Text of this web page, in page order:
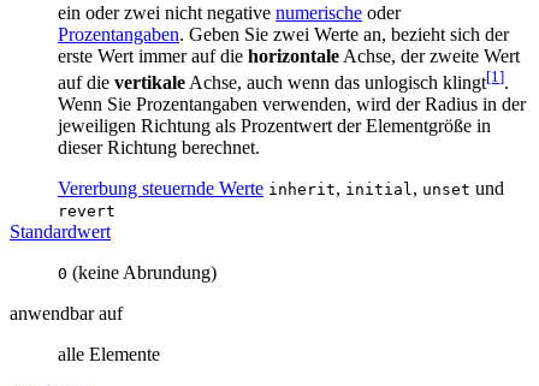
ein oder zwei nicht negative numerische oder
Prozentangaben. Geben Sie zwei Werte an, bezieht sich der
erste Wert immer auf die horizontale Achse, der zweite Wert
auf die vertikale Achse, auch wenn das unlogisch klingt[1 ].
Wenn Sie Prozentangaben verwenden, wird der Radius in der
jeweiligen Richtung als Prozentwert der Elementgröße in
dieser Richtung berechnet.
Vererbung steuernde Werte inherit, initial, unset und
revert
Standardwert
0 (keine Abrundung)
anwendbar auf
alle Elemente